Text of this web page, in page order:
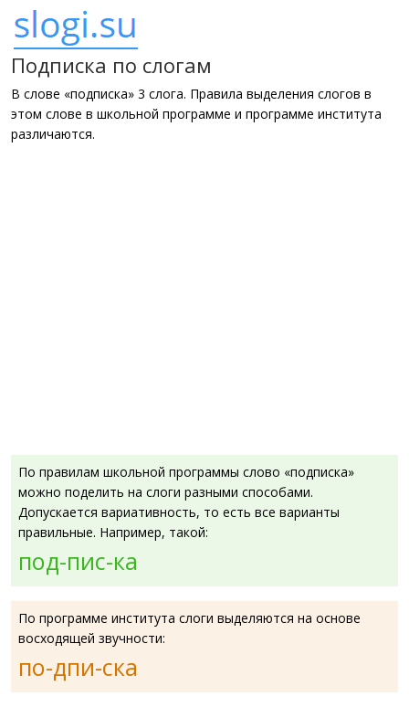
Подписка по слогам
В слове «подписка» 3 слога. Правила выделения слогов в
этом слове в школьной программе и программе института
различаются.
По правилам школьной программы слово «подписка»
можно поделить на слоги разными способами.
Допускается вариативность, то есть все варианты
правильные. Например, такой:
под-пис-ка
По программе института слоги выделяются на основе
восходящей звучности:
по-дпи-ска